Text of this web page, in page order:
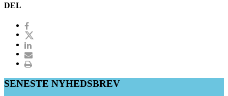
DEL
SENESTE NYHEDSBREV